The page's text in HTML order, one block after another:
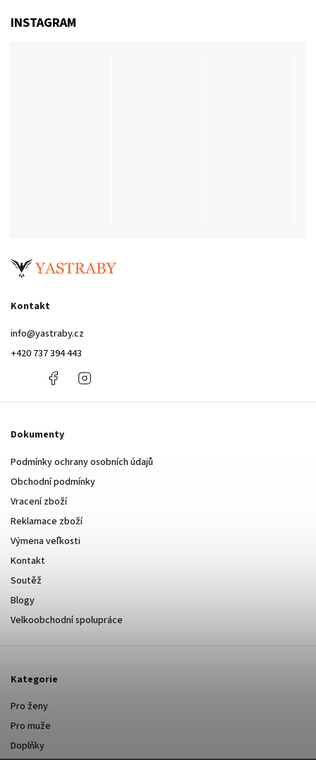
Kontakt
info@yastraby.cz
+420 737 394 443
+420
394
Facebook
Dokumenty
Podmínky ochrany osobních údajů
Obchodní podmínky
Vracení zboží
Reklamace zboží
Výmena veľkosti
Kontakt
Soutěž
Blogy
Velkoobchodní spolupráce
Kategorie
Pro ženy
Pro muže
Doplňky
INSTAGRAM